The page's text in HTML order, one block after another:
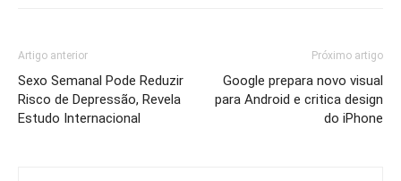
Artigo anterior
Sexo Semanal Pode Reduzir
Risco de Depressão, Revela
Estudo Internacional
Próximo artigo
Google prepara novo visual
para Android e critica design
do iPhone